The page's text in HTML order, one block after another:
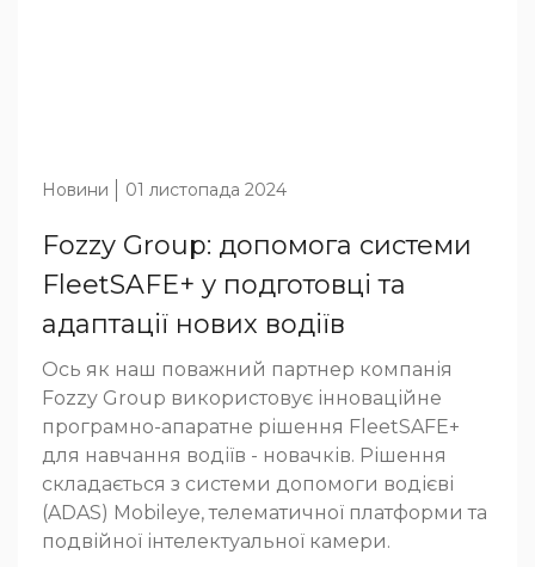
Новини 01 листопада 2024
Fozzy Group: допомога системи
FleetSAFE+ у подготовці та
адаптації нових водіїв
Ось як наш поважний партнер компанія
Fozzy Group використовує інноваційне
програмно-апаратне рішення FleetSAFE+
для навчання водіїв - новачків. Рішення
складається з системи допомоги водієві
(ADAS) Mobileye, телематичної платформи та
подвійної інтелектуальної камери.